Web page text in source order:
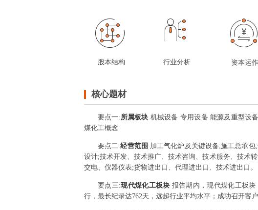
股本结构 行业分析 资本运作
核心题材
要点一:所属板块 机械设备 专用设备 能源及重型设
煤化工概念
要点二:经营范围 加工气化炉及关键设备;施工总承
设计;技术开发、技术推广、技术咨询、技术服务、技术
交电、仪器仪表;货物进出口、代理进出口、技术进出口。
要点三:现代煤化工板块 报告期内，现代煤化工板
行，最长纪录达762天，远超行业平均水平；成功召开客